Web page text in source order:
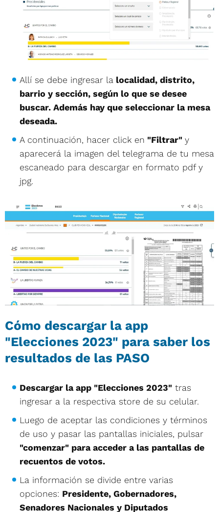
Allí se debe ingresar la localidad, distrito,
barrio y sección, según lo que se desee
buscar. Además hay que seleccionar la mesa
deseada.
A continuación, hacer click en "Filtrar" y
aparecerá la imagen del telegrama de tu mesa
escaneado para descargar en formato pdf y
jpg.
Cómo descargar la app
"Elecciones 2023" para saber los
resultados de las PASO
Descargar la app "Elecciones 2023" tras
ingresar a la respectiva store de su celular.
Luego de aceptar las condiciones y términos
de uso y pasar las pantallas iniciales, pulsar
"comenzar" para acceder a las pantallas de
recuentos de votos.
La información se divide entre varias
opciones: Presidente, Gobernadores,
Senadores Nacionales y Diputados